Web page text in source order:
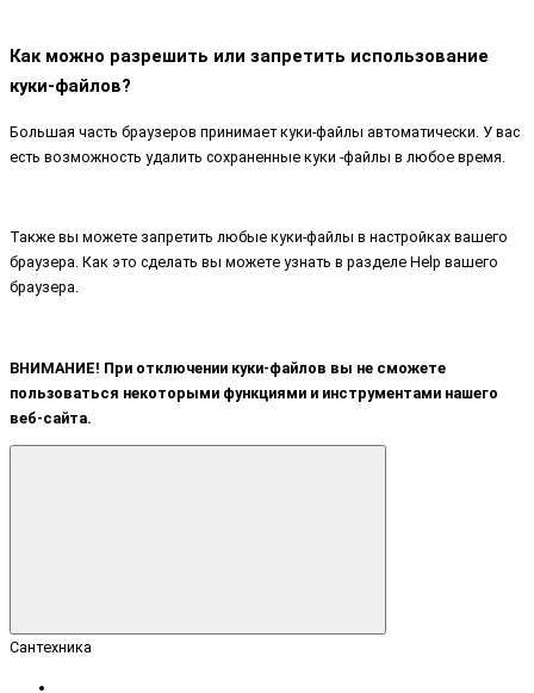
Как можно разрешить или запретить использование
куки-файлов?
Большая часть браузеров принимает куки-файлы автоматически. У вас
есть возможность удалить сохраненные куки -файлы в любое время.
Также вы можете запретить любые куки-файлы в настройках вашего
браузера. Как это сделать вы можете узнать в разделе Help вашего
браузера.
ВНИМАНИЕ! При отключении куки-файлов вы не сможете
пользоваться некоторыми функциями и инструментами нашего
веб-сайта.
Сантехника